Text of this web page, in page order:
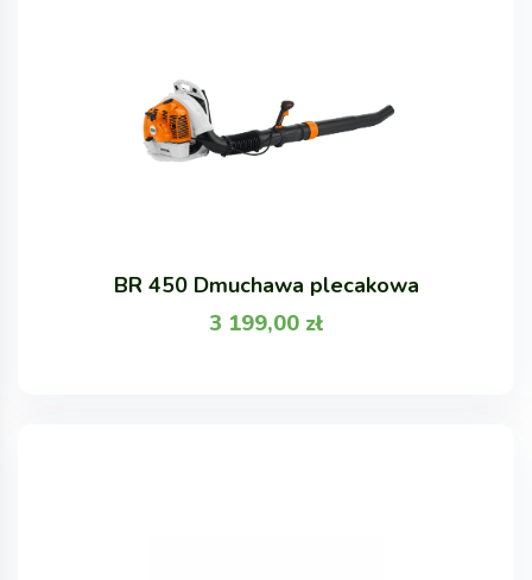
BR 450 Dmuchawa plecakowa
3 199,00 zł